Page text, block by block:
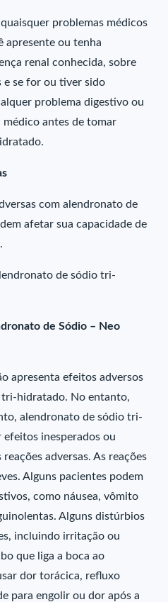
problemas médicos
apresente ou tenha
renal conhecida, sobre
e se for ou tiver sido
problema digestivo ou
antes de tomar
com alendronato de
afetar sua capacidade de
de sódio tri-
de Sódio – Neo
apresenta efeitos adversos
hidratado. No entanto,
alendronato de sódio tri-
inesperados ou
adversas. As reações
Alguns pacientes podem
como náusea, vômito
Alguns distúrbios
incluindo irritação ou
que liga a boca ao
dor torácica, refluxo
para engolir ou dor após a